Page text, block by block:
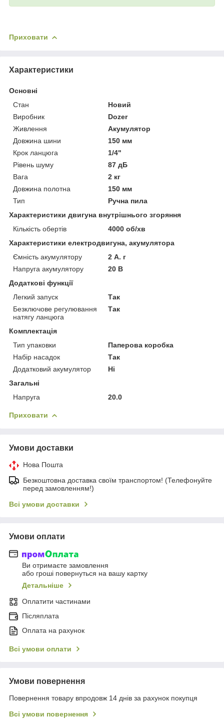
Приховати
Характеристики
Основні
Стан
Новий
Виробник
Dozer
Живлення
Акумулятор
Довжина шини
150 мм
Крок ланцюга
1/4"
Рівень шуму
87 дБ
Вага
2 кг
Довжина полотна
150 мм
Тип
Ручна пила
Характеристики двигуна внутрішнього згоряння
Кількість обертів
4000 об/хв
Характеристики електродвигуна, акумулятора
Ємність акумулятору
2 А. г
Напруга акумулятору
20 В
Додаткові функції
Легкий запуск
Так
Безключове регулювання
натягу ланцюга
Так
Комплектація
Тип упаковки
Паперова коробка
Набір насадок
Так
Додатковий акумулятор
Ні
Загальні
Напруга
20.0
Приховати
Умови доставки
Нова Пошта
Безкоштовна доставка своїм транспортом! (Телефонуйте
перед замовленням!)
Всі умови доставки
Умови оплати
Ви отримаєте замовлення
або гроші повернуться на вашу картку
Детальніше
Оплатити частинами
Післяплата
Оплата на рахунок
Всі умови оплати
Умови повернення
Повернення товару впродовж 14 днів за рахунок покупця
Всі умови повернення